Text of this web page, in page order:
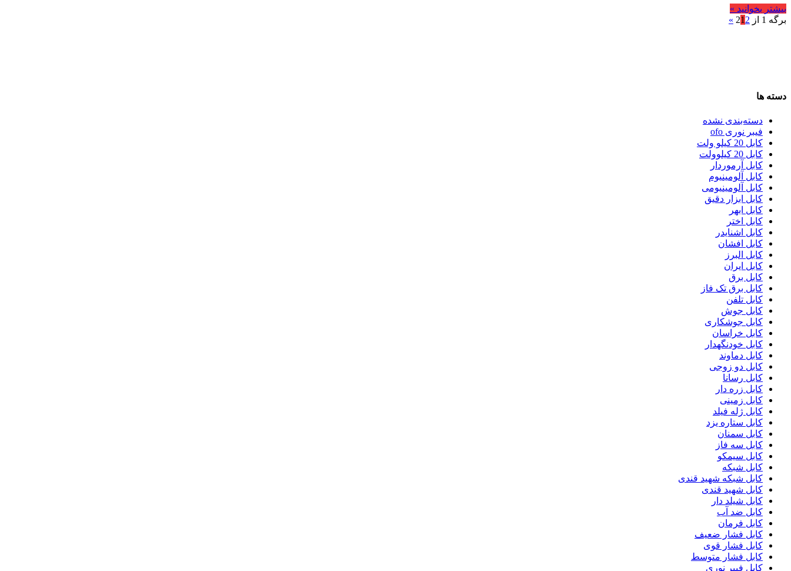
بیشتر بخوانید »
برگه 1 از 2
1 2
»
دسته ها
دسته‌بندی نشده
فیبر نوری ofo
کابل 20 کیلو ولت
کابل 20 کیلوولت
کابل آرموردار
کابل آلومینیوم
کابل آلومینیومی
کابل ابزار دقیق
کابل ابهر
کابل اختر
کابل اشنایدر
کابل افشان
کابل البرز
کابل ایران
کابل برق
کابل برق تک فاز
کابل تلفن
کابل جوش
کابل جوشکاری
کابل خراسان
کابل خودنگهدار
کابل دماوند
کابل دو زوجی
کابل رسانا
کابل زره دار
کابل زمینی
کابل ژله فیلد
کابل ستاره یزد
کابل سمنان
کابل سه فاز
کابل سیمکو
کابل شبکه
کابل شبکه شهید قندی
کابل شهید قندی
کابل شیلد دار
کابل ضد آب
کابل فرمان
کابل فشار ضعیف
کابل فشار قوی
کابل فشار متوسط
کابل فیبر نوری